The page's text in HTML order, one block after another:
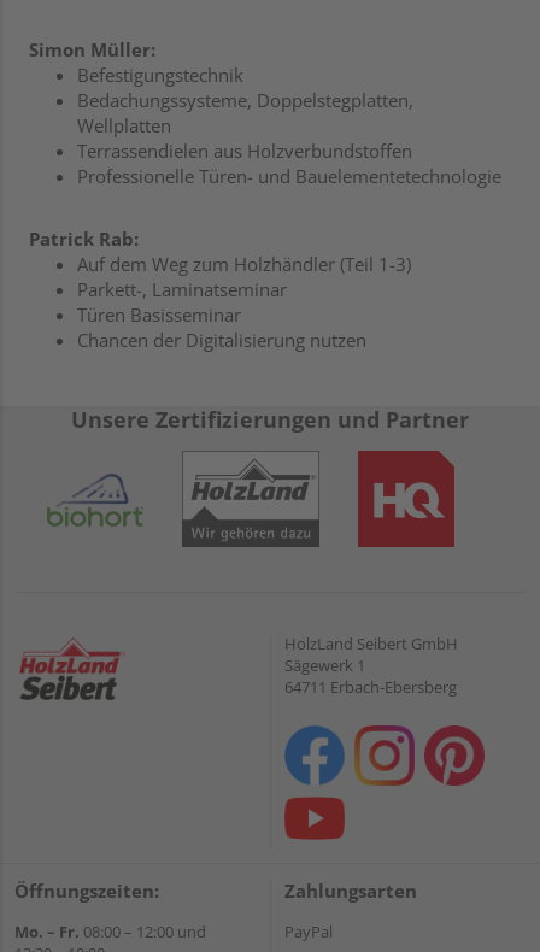
Simon Müller:
Befestigungstechnik
Bedachungssysteme, Doppelstegplatten,
Wellplatten
Terrassendielen aus Holzverbundstoffen
Professionelle Türen- und Bauelementetechnologie
Patrick Rab:
Auf dem Weg zum Holzhändler (Teil 1-3)
Parkett-, Laminatseminar
Türen Basisseminar
Chancen der Digitalisierung nutzen
Unsere Zertifizierungen und Partner
HolzLand Seibert GmbH
Sägewerk 1
64711 Erbach-Ebersberg
Öffnungszeiten:
Mo. – Fr. 08:00 – 12:00 und
Zahlungsarten
PayPal